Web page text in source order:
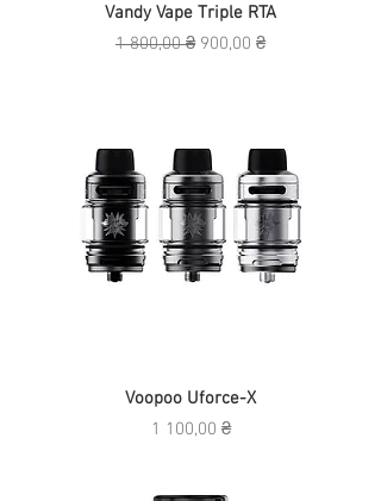
Vandy Vape Triple RTA
Звичайна ціна
1 800,00 ₴ За розпродажем
900,00 ₴
Voopoo Uforce-X
Ціна
1 100,00 ₴